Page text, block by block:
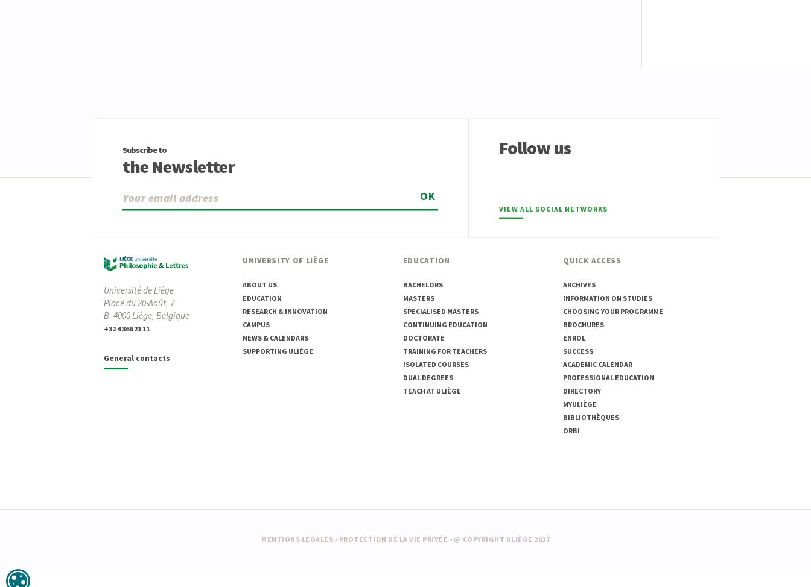
Subscribe to
the Newsletter
OK
Follow us
VIEW ALL SOCIAL NETWORKS
Université de Liège
Place du 20-Août, 7
B- 4000 Liège, Belgique
+32 4 366 21 11
General contacts
UNIVERSITY OF LIÈGE
ABOUT US
EDUCATION
RESEARCH & INNOVATION
CAMPUS
NEWS & CALENDARS
SUPPORTING ULIÈGE
EDUCATION
BACHELORS
MASTERS
SPECIALISED MASTERS
CONTINUING EDUCATION
DOCTORATE
TRAINING FOR TEACHERS
ISOLATED COURSES
DUAL DEGREES
TEACH AT ULIÈGE
QUICK ACCESS
ARCHIVES
INFORMATION ON STUDIES
CHOOSING YOUR PROGRAMME
BROCHURES
ENROL
SUCCESS
ACADEMIC CALENDAR
PROFESSIONAL EDUCATION
DIRECTORY
MYULIÈGE
BIBLIOTHÈQUES
ORBI
MENTIONS LÉGALES - PROTECTION DE LA VIE PRIVÉE - @ COPYRIGHT ULIÈGE 2017